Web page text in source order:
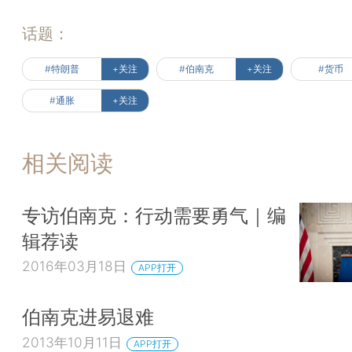
话题：
#特朗普 +关注 #伯南克 +关注 #货币
#通胀 +关注
相关阅读
专访伯南克：行动需要勇气｜编
辑荐读
2016年03月18日 APP打开
伯南克进易退难
2013年10月11日 APP打开